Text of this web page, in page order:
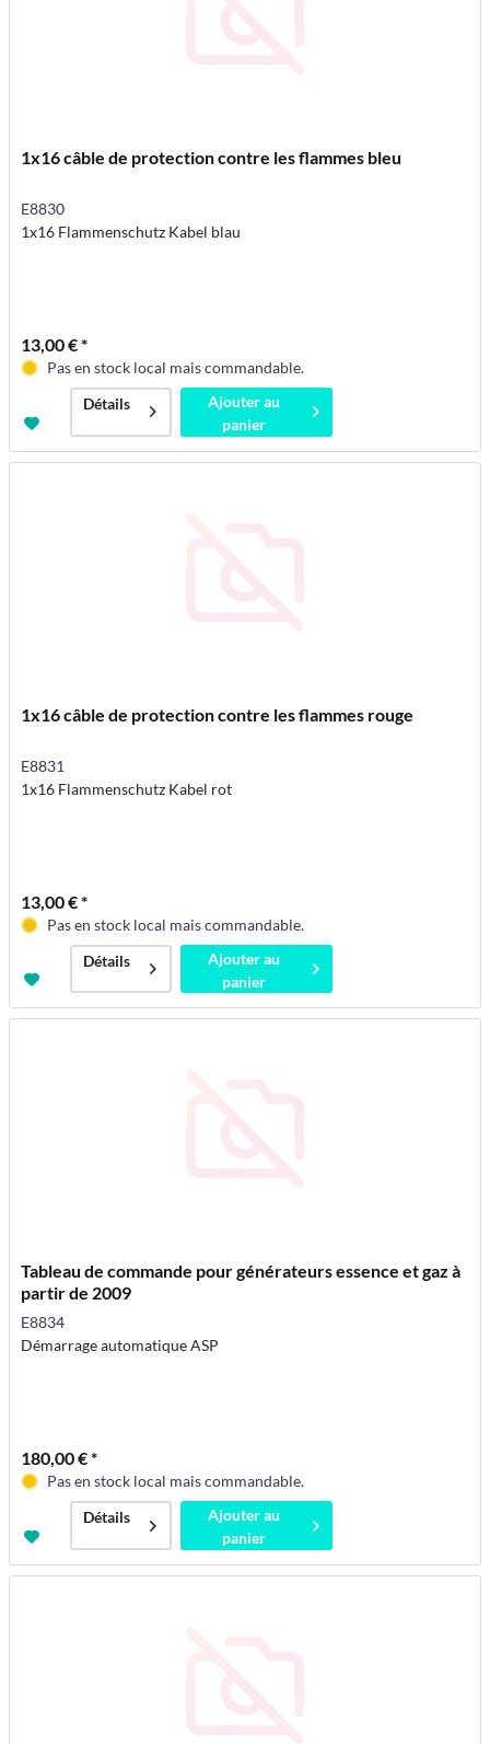
1x16 câble de protection contre les flammes bleu
E8830
1x16 Flammenschutz Kabel blau
13,00 € *
Pas en stock local mais commandable.
Détails
Ajouter au
panier
1x16 câble de protection contre les flammes rouge
E8831
1x16 Flammenschutz Kabel rot
13,00 € *
Pas en stock local mais commandable.
Détails
Ajouter au
panier
Tableau de commande pour générateurs essence et gaz à
partir de 2009
E8834
Démarrage automatique ASP
180,00 € *
Pas en stock local mais commandable.
Détails
Ajouter au
panier